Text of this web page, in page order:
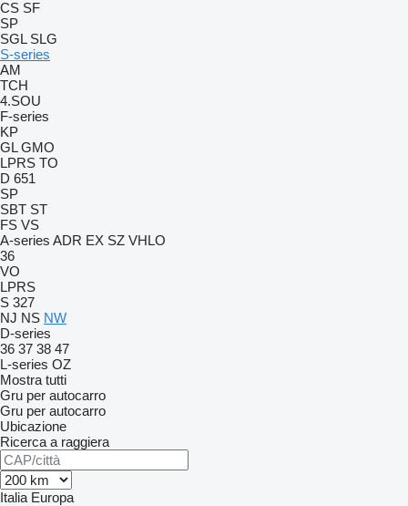
CS SF
SP
SGL SLG
S-series
AM
TCH
4.SOU
F-series
KP
GL GMO
LPRS TO
D 651
SP
SBT ST
FS VS
A-series ADR EX SZ VHLO
36
VO
LPRS
S 327
NJ NS NW
D-series
36 37 38 47
L-series OZ
Mostra tutti
Gru per autocarro
Gru per autocarro
Ubicazione
Ricerca a raggiera
Italia Europa